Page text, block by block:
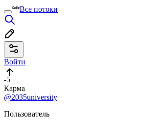
Все потоки
Войти
-5
Карма
@2035university
Пользователь